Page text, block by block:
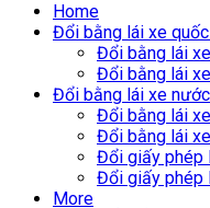
Home
Đổi bằng lái xe
Đổi bằng lái
Đổi bằng lái
Đổi bằng lái xe
Đổi bằng lái
Đổi bằng lái
Đổi giấy phép
Đổi giấy phép
More